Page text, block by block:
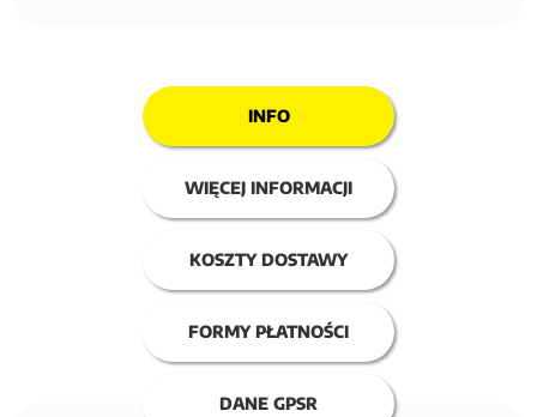
INFO
WIĘCEJ INFORMACJI
KOSZTY DOSTAWY
FORMY PŁATNOŚCI
DANE GPSR